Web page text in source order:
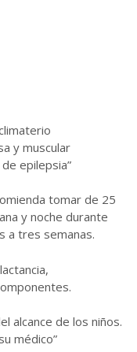
y muscular
epilepsia”
tomar de 25
y noche durante
a tres semanas.
alcance de los niños.
médico”